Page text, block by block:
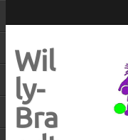
Wil
ly-
Bra